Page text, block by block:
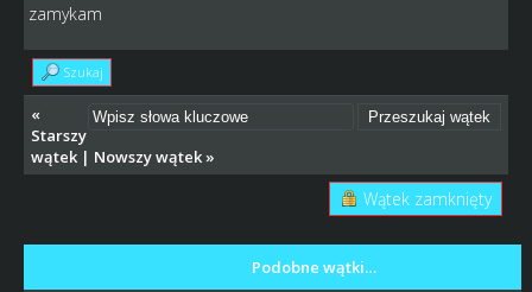
zamykam
Szukaj
«
Starszy
wątek| Nowszy wątek»
Wątek zamknięty
Podobne wątki…